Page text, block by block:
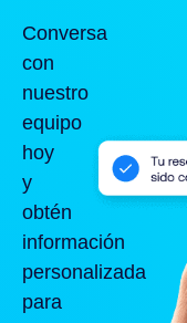
Conversa
con
nuestro
equipo
hoy
y
obtén
información
personalizada
para